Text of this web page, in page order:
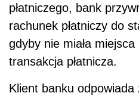
płatniczego, bank
rachunek płatniczy do
gdyby nie miała
transakcja płatnicza.
Klient banku